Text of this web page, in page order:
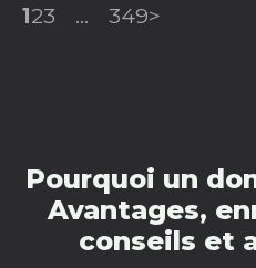
123 ... 349>
Pourquoi un
Avantages,
conseils et